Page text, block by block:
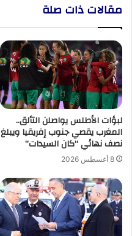
مقالات ذات صلة
لبؤات الأطلس يواصلن التألق..
المغرب يقصي جنوب إفريقيا ويبلغ
نصف نهائي “كان السيدات”
8 أغسطس 2026